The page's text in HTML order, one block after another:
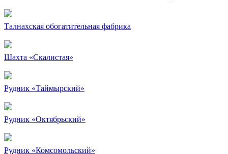
Талнахская обогатительная фабрика
Шахта «Скалистая»
Рудник «Таймырский»
Рудник «Октябрьский»
Рудник «Комсомольский»